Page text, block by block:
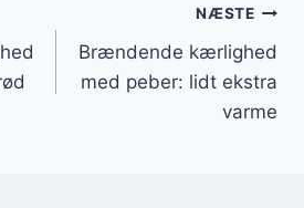
NÆSTE
Brændende kærlighed
med peber: lidt ekstra
varme